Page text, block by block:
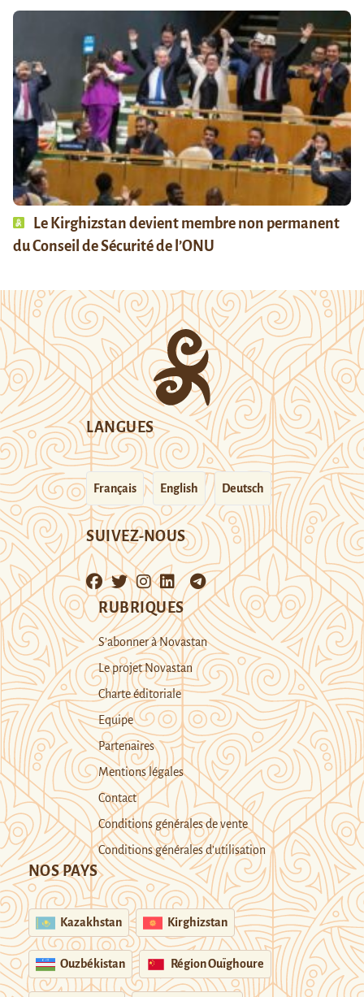
Le Kirghizstan devient membre non permanent
du Conseil de Sécurité de l’ONU
LANGUES
Français English Deutsch
SUIVEZ-NOUS
RUBRIQUES
S’abonner à Novastan
Le projet Novastan
Charte éditoriale
Equipe
Partenaires
Mentions légales
Contact
Conditions générales de vente
Conditions générales d’utilisation
NOS PAYS
Kazakhstan Kirghizstan
Ouzbékistan Région Ouïghoure